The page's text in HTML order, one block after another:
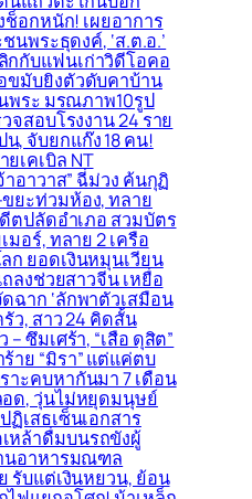
ช็อกหนัก! เผยอาการ
นพระธุดงค์, ‘ส.ต.อ.’
กกับแฟนเก่าวิดีโอคอ
ขมับยิงตัวดับคาบ้าน
พระ มรณภาพ10รูป
จสอบโรงงาน 24 ราย
, จับยกแก๊ง 18 คน!
เคเบิล NT
าอาวาส” ฉี่ม่วง ค้นกุฏิ
ยะท่วมห้อง, ทลาย
ดีตปลัดอำเภอ สวมบัตร
มอร์, ทลาย 2 เครือ
ก ยอดเงินหมุนเวียน
ลงช่วยสาวจีน เหยื่อ
ฉาก ‘ลักพาตัวเสมือน
รัว, สาว 24 คิดสั้น
ซึมเศร้า, “เสือ ดุสิต”
าย “มิรา” แต่แค่ตบ
ะคบหากันมา 7 เดือน
ด, วุ่นไม่หยุดมนุษย์
ฏิเสธเซ็นเอกสาร
หล้าดื่มบนรถขังผู้
นอาหารมณฑล
รับแต่เงินหยวน, ย้อน